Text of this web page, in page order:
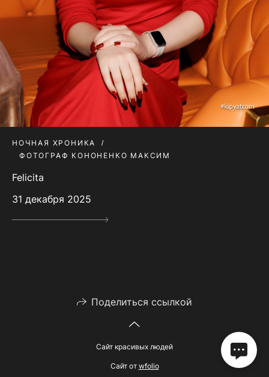
НОЧНАЯ ХРОНИКА
ФОТОГРАФ КОНОНЕНКО МАКСИМ
Felicita
31 декабря 2025
Поделиться ссылкой
Сайт красивых людей
Сайт от wfolio